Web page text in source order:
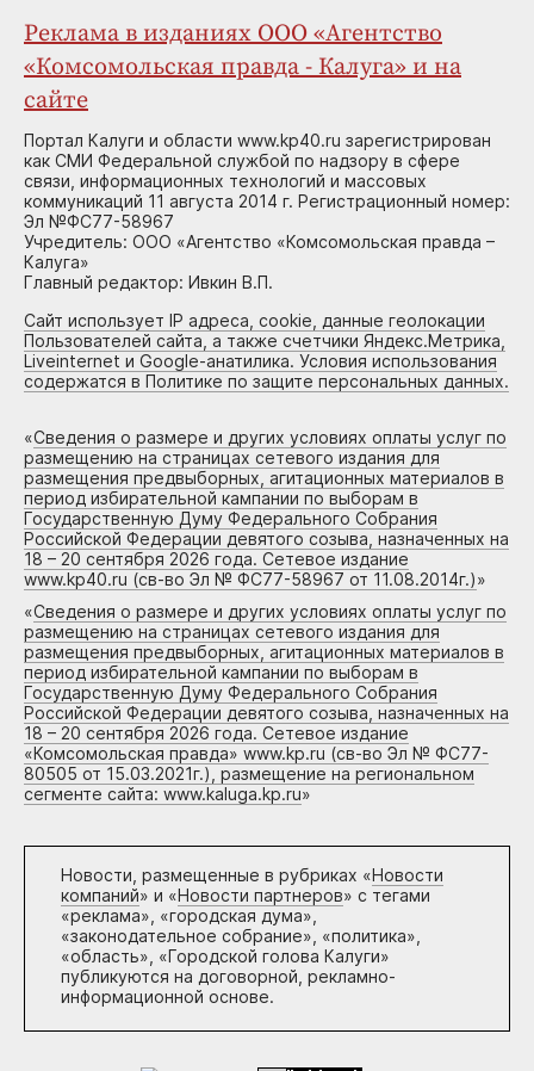
Реклама в изданиях ООО «Агентство
«Комсомольская правда - Калуга» и на
сайте
Портал Калуги и области www.kp40.ru зарегистрирован
как СМИ Федеральной службой по надзору в сфере
связи, информационных технологий и массовых
коммуникаций 11 августа 2014 г. Регистрационный номер:
Эл №ФС77-58967
Учредитель: ООО «Агентство «Комсомольская правда –
Калуга»
Главный редактор: Ивкин В.П.
Сайт использует IP адреса, cookie, данные геолокации
Пользователей сайта, а также счетчики Яндекс.Метрика,
Liveinternet и Google-анатилика. Условия использования
содержатся в Политике по защите персональных данных.
«Сведения о размере и других условиях оплаты услуг по
размещению на страницах сетевого издания для
размещения предвыборных, агитационных материалов в
период избирательной кампании по выборам в
Государственную Думу Федерального Собрания
Российской Федерации девятого созыва, назначенных на
18 – 20 сентября 2026 года. Сетевое издание
www.kp40.ru (св-во Эл № ФС77-58967 от 11.08.2014г.)»
«Сведения о размере и других условиях оплаты услуг по
размещению на страницах сетевого издания для
размещения предвыборных, агитационных материалов в
период избирательной кампании по выборам в
Государственную Думу Федерального Собрания
Российской Федерации девятого созыва, назначенных на
18 – 20 сентября 2026 года. Сетевое издание
«Комсомольская правда» www.kp.ru (св-во Эл № ФС77-
80505 от 15.03.2021г.), размещение на региональном
сегменте сайта: www.kaluga.kp.ru»
Новости, размещенные в рубриках «Новости
компаний» и «Новости партнеров» с тегами
«реклама», «городская дума»,
«законодательное собрание», «политика»,
«область», «Городской голова Калуги»
публикуются на договорной, рекламно-
информационной основе.